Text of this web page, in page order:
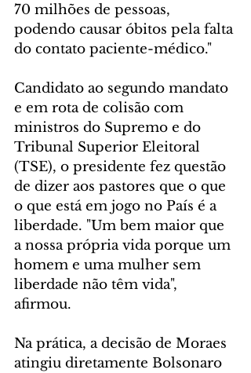
70 milhões de pessoas,
podendo causar óbitos pela falta
do contato paciente-médico."
Candidato ao segundo mandato
e em rota de colisão com
ministros do Supremo e do
Tribunal Superior Eleitoral
(TSE), o presidente fez questão
de dizer aos pastores que o que
o que está em jogo no País é a
liberdade. "Um bem maior que
a nossa própria vida porque um
homem e uma mulher sem
liberdade não têm vida",
afirmou.
Na prática, a decisão de Moraes
atingiu diretamente Bolsonaro